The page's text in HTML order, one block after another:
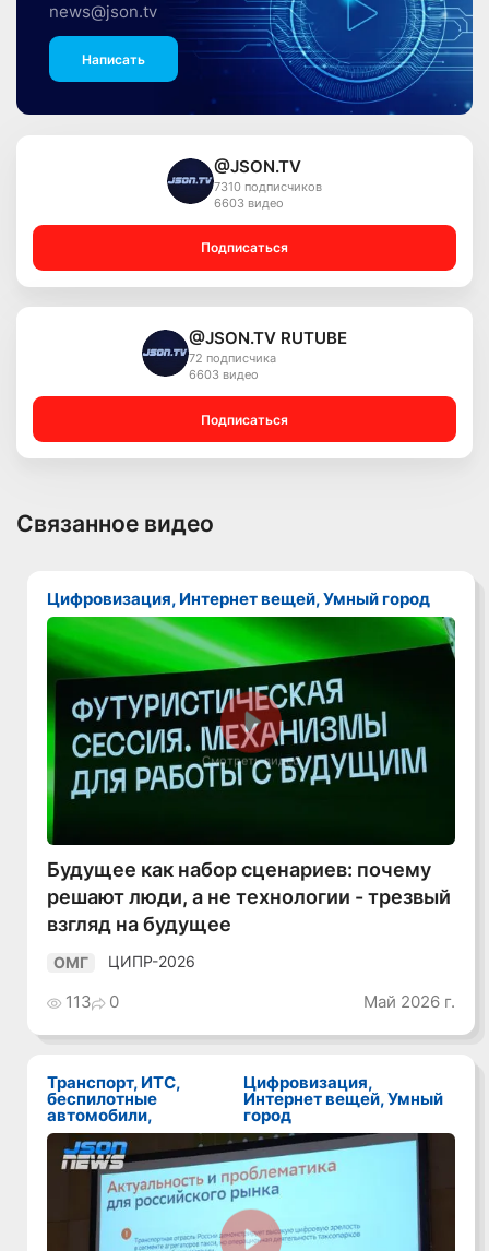
news@json.tv
Написать
@JSON.TV
7310 подписчиков
6603 видео
Подписаться
@JSON.TV RUTUBE
72 подписчика
6603 видео
Подписаться
Связанное видео
Цифровизация, Интернет вещей, Умный город
Смотреть видео
Будущее как набор сценариев: почему
решают люди, а не технологии - трезвый
взгляд на будущее
ОМГ ЦИПР-2026
113 0 Май 2026 г.
Транспорт, ИТС,
беспилотные
автомобили,
Цифровизация,
Интернет вещей, Умный
город